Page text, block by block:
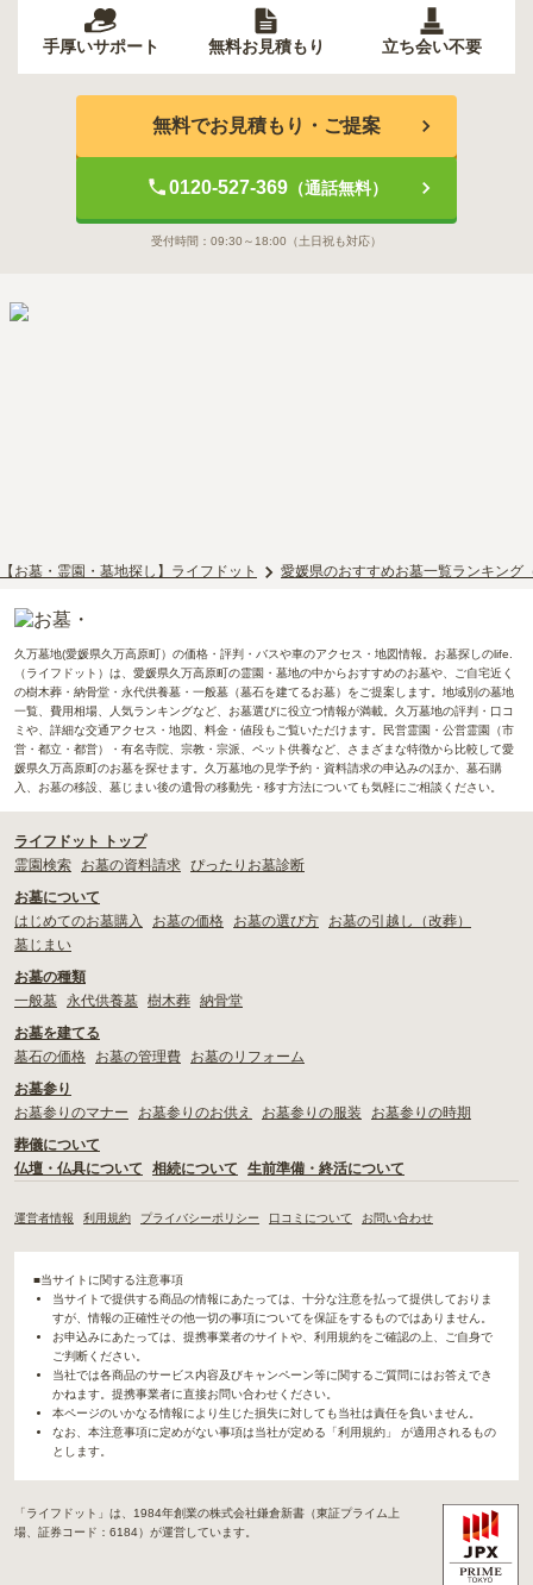
手厚いサポート 無料お見積もり 立ち会い不要
無料でお見積もり・ご提案
0120-527-369（通話無料）
受付時間： 09:30～18:00 （土日祝も対応）
【お墓・霊園・墓地探し】ライフドット 愛媛県のおすすめお墓一覧ランキング
久万墓地(愛媛県久万高原町）の価格・評判・バスや車のアクセス・地図情報。お墓探しのlife.
（ライフドット）は、愛媛県久万高原町の霊園・墓地の中からおすすめのお墓や、ご自宅近く
の樹木葬・納骨堂・永代供養墓・一般墓（墓石を建てるお墓）をご提案します。地域別の墓地
一覧、費用相場、人気ランキングなど、お墓選びに役立つ情報が満載。久万墓地の評判・口コ
ミや、詳細な交通アクセス・地図、料金・値段もご覧いただけます。民営霊園・公営霊園（市
営・都立・都営）・有名寺院、宗教・宗派、ペット供養など、さまざまな特徴から比較して愛
媛県久万高原町のお墓を探せます。久万墓地の見学予約・資料請求の申込みのほか、墓石購
入、お墓の移設、墓じまい後の遺骨の移動先・移す方法についても気軽にご相談ください。
ライフドット トップ
霊園検索
お墓の資料請求 ぴったりお墓診断
お墓について
はじめてのお墓購入
お墓の価格 お墓の選び方
お墓の引越し（改葬）
墓じまい
お墓の種類
一般墓
永代供養墓 樹木葬 納骨堂
お墓を建てる
墓石の価格
お墓の管理費
お墓のリフォーム
お墓参り
お墓参りのマナー
お墓参りのお供え お墓参りの服装
お墓参りの時期
葬儀について
仏壇・仏具について
相続について 生前準備・終活について
運営者情報 利用規約 プライバシーポリシー 口コミについて お問い合わせ
■当サイトに関する注意事項
当サイトで提供する商品の情報にあたっては、十分な注意を払って提供しておりま
すが、情報の正確性その他一切の事項についてを保証をするものではありません。
お申込みにあたっては、提携事業者のサイトや、利用規約をご確認の上、ご自身で
ご判断ください。
当社では各商品のサービス内容及びキャンペーン等に関するご質問にはお答えでき
かねます。提携事業者に直接お問い合わせください。
本ページのいかなる情報により生じた損失に対しても当社は責任を負いません。
なお、本注意事項に定めがない事項は当社が定める「利用規約」 が適用されるもの
とします。
「ライフドット」は、1984年創業の株式会社鎌倉新書（東証プライム上
場、証券コード：6184）が運営しています。